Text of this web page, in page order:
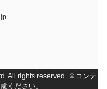
All rights reserved. ※コンテ
ください。